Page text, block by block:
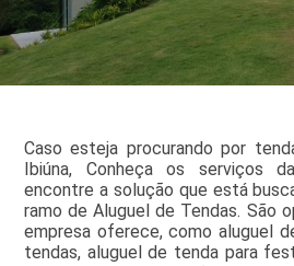
Caso esteja procurando por
Ibiúna, Conheça os serviços
encontre a solução que está
ramo de Aluguel de Tendas. São
empresa oferece, como aluguel
tendas, aluguel de tenda para